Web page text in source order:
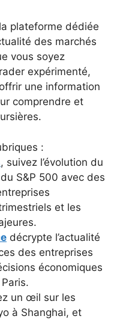
plateforme dédiée
des marchés
vous soyez
expérimenté,
une information
comprendre et
:
, suivez l’évolution du
S&P 500 avec des
et les
décrypte l’actualité
des entreprises
économiques
un œil sur les
à Shanghai, et